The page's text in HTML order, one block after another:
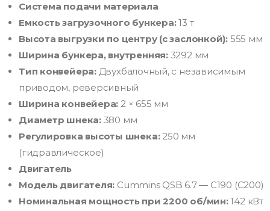
Система подачи материала
Емкость загрузочного бункера:13 т
Высота выгрузки по центру (с заслонкой): 555 мм
Ширина бункера, внутренняя:3292 мм
Тип конвейера:Двухбалочный, с независимым
приводом, реверсивный
Ширина конвейера: 2 × 655 мм
Диаметр шнека:380 мм
Регулировка высоты шнека:250 мм
(гидравлическое)
Двигатель
Модель двигателя: Cummins QSB 6.7 — C190 (C200)
Номинальная мощность при 2200 об/мин:142 кВт